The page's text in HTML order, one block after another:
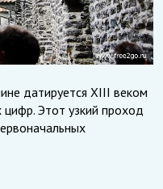
датируется XIII веком
Этот узкий проход